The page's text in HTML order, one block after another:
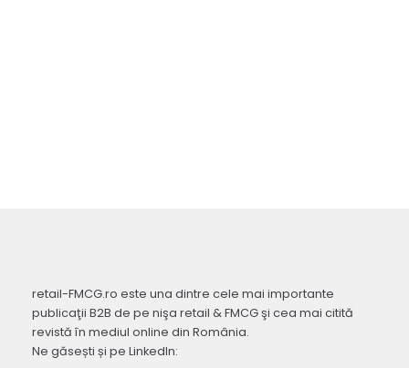
retail-FMCG.ro este una dintre cele mai importante
publicaţii B2B de pe nişa retail & FMCG şi cea mai citită
revistă în mediul online din România.
Ne găsești și pe LinkedIn: